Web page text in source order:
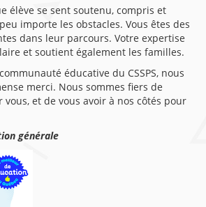
élève se sent soutenu, compris et
importe les obstacles. Vous êtes des
dans leur parcours. Votre expertise
et soutient également les familles.
éducative du CSSPS, nous
merci. Nous sommes fiers de
et de vous avoir à nos côtés pour
générale